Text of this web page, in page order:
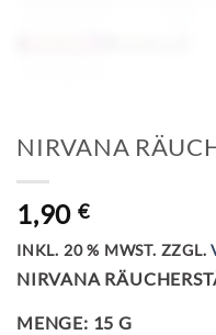
NIRVANA
1,90 €
INKL. 20 % MWST. ZZGL.
NIRVANA
MENGE: 15 G